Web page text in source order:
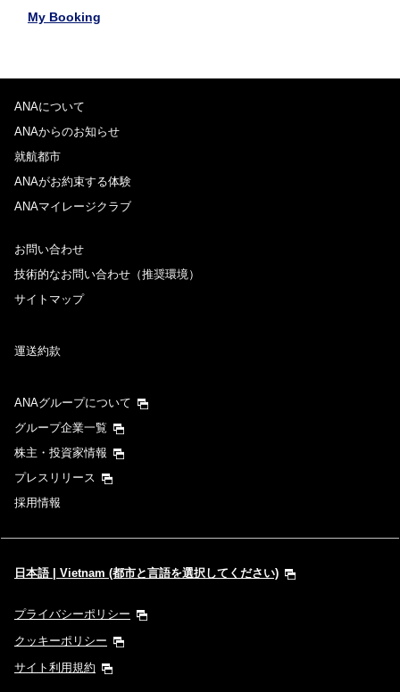
My Booking
ANAについて
ANAからのお知らせ
就航都市
ANAがお約束する体験
ANAマイレージクラブ
お問い合わせ
技術的なお問い合わせ（推奨環境）
サイトマップ
運送約款
ANAグループについて
グループ企業一覧
株主・投資家情報
プレスリリース
採用情報
日本語 | Vietnam (都市と言語を選択してください)
プライバシーポリシー
クッキーポリシー
サイト利用規約